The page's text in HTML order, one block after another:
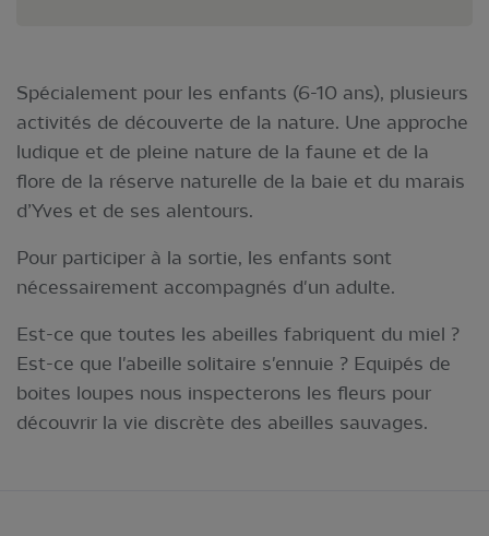
Spécialement pour les enfants (6-10 ans), plusieurs
activités de découverte de la nature. Une approche
ludique et de pleine nature de la faune et de la
flore de la réserve naturelle de la baie et du marais
d’Yves et de ses alentours.
Pour participer à la sortie, les enfants sont
nécessairement accompagnés d'un adulte.
Est-ce que toutes les abeilles fabriquent du miel ?
Est-ce que l'abeille solitaire s'ennuie ? Equipés de
boites loupes nous inspecterons les fleurs pour
découvrir la vie discrète des abeilles sauvages.